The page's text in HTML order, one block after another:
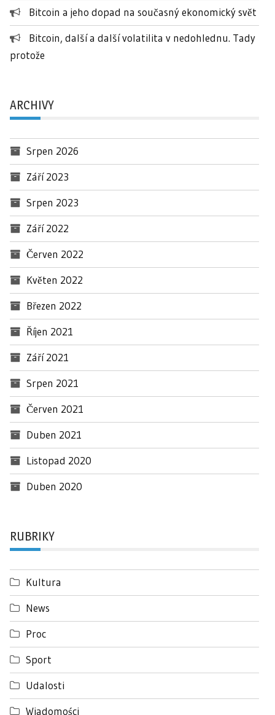
Bitcoin a jeho dopad na současný ekonomický svět
Bitcoin, další a další volatilita v nedohlednu. Tady
protože
ARCHIVY
Srpen 2026
Září 2023
Srpen 2023
Září 2022
Červen 2022
Květen 2022
Březen 2022
Říjen 2021
Září 2021
Srpen 2021
Červen 2021
Duben 2021
Listopad 2020
Duben 2020
RUBRIKY
Kultura
News
Proc
Sport
Udalosti
Wiadomości